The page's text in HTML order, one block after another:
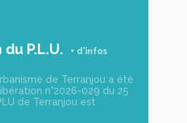
P.L.U.
de Terranjou a été
n°2026-029 du 25
de Terranjou est